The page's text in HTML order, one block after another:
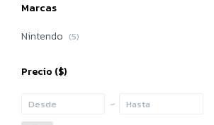
Marcas
Nintendo (5)
Precio ($)